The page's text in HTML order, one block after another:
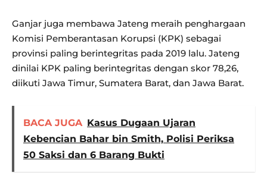
Ganjar juga membawa Jateng meraih penghargaan
Komisi Pemberantasan Korupsi (KPK) sebagai
provinsi paling berintegritas pada 2019 lalu. Jateng
dinilai KPK paling berintegritas dengan skor 78,26,
diikuti Jawa Timur, Sumatera Barat, dan Jawa Barat.
BACA JUGA Kasus Dugaan Ujaran
Kebencian Bahar bin Smith, Polisi Periksa
50 Saksi dan 6 Barang Bukti